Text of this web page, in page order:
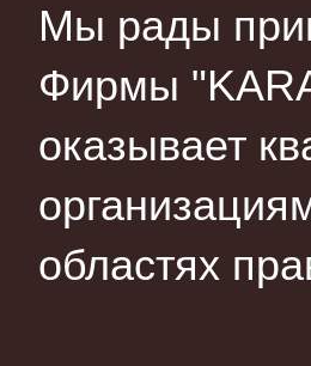
Мы рады
Фирмы
оказывает
областях